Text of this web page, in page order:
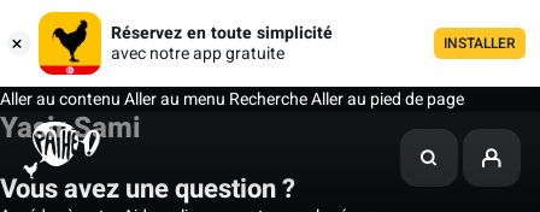
Réservez en toute simplicité
avec notre app gratuite
INSTALLER
Aller au contenuAller au menu RechercheAller au pied de page
Yasir Sami
Vous avez une question ?